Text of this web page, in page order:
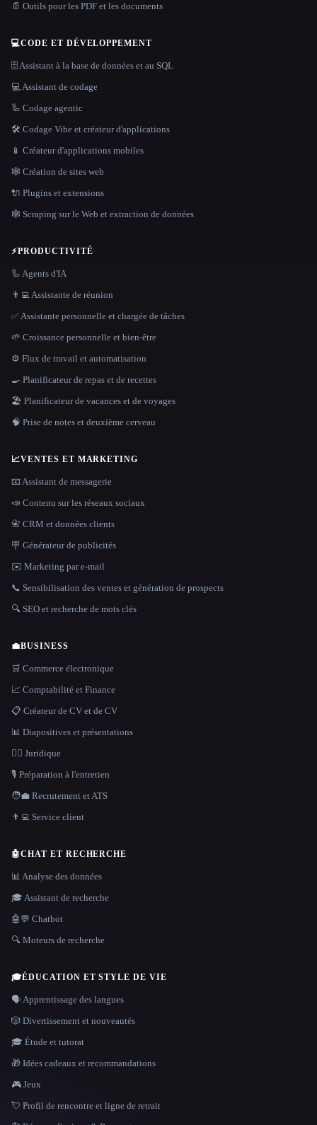
📄 Outils pour les PDF et les documents
💻CODE ET DÉVELOPPEMENT
🗄️ Assistant à la base de données et au SQL
💻 Assistant de codage
🦾 Codage agentic
🛠️ Codage Vibe et créateur d'applications
📱 Créateur d'applications mobiles
🕸 Création de sites web
🔌 Plugins et extensions
🕸️ Scraping sur le Web et extraction de données
⚡PRODUCTIVITÉ
🦾 Agents d'IA
👨‍💻 Assistante de réunion
✅ Assistante personnelle et chargée de tâches
🌱 Croissance personnelle et bien-être
⚙️ Flux de travail et automatisation
🍳 Planificateur de repas et de recettes
🏖 Planificateur de vacances et de voyages
🧠 Prise de notes et deuxième cerveau
📈VENTES ET MARKETING
📧 Assistant de messagerie
📣 Contenu sur les réseaux sociaux
📇 CRM et données clients
🪧 Générateur de publicités
✉️ Marketing par e-mail
📞 Sensibilisation des ventes et génération de prospects
🔍 SEO et recherche de mots clés
💼BUSINESS
🛒 Commerce électronique
📈 Comptabilité et Finance
📋 Créateur de CV et de CV
📊 Diapositives et présentations
👩‍⚖️ Juridique
🎙️ Préparation à l'entretien
🧑‍💼 Recrutement et ATS
👨‍💻 Service client
🤖CHAT ET RECHERCHE
📊 Analyse des données
🎓 Assistant de recherche
🤖💬 Chatbot
🔍 Moteurs de recherche
🎓ÉDUCATION ET STYLE DE VIE
🗣️ Apprentissage des langues
🎲 Divertissement et nouveautés
🎓 Étude et tutorat
🎁 Idées cadeaux et recommandations
🎮 Jeux
💘 Profil de rencontre et ligne de retrait